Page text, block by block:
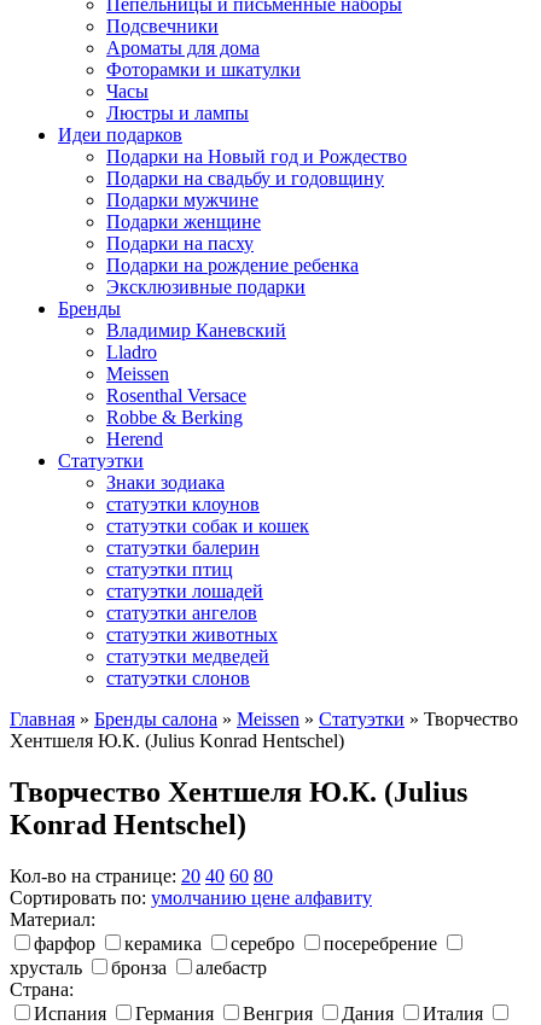
Пепельницы и письменные наборы
Подсвечники
Ароматы для дома
Фоторамки и шкатулки
Часы
Люстры и лампы
Идеи подарков
Подарки на Новый год и Рождество
Подарки на свадьбу и годовщину
Подарки мужчине
Подарки женщине
Подарки на пасху
Подарки на рождение ребенка
Эксклюзивные подарки
Бренды
Владимир Каневский
Lladro
Meissen
Rosenthal Versace
Robbe & Berking
Herend
Статуэтки
Знаки зодиака
статуэтки клоунов
статуэтки собак и кошек
статуэтки балерин
статуэтки птиц
статуэтки лошадей
статуэтки ангелов
статуэтки животных
статуэтки медведей
статуэтки слонов
Главная » Бренды салона » Meissen » Статуэтки » Творчество
Хентшеля Ю.К. (Julius Konrad Hentschel)
Творчество Хентшеля Ю.К. (Julius
Konrad Hentschel)
Кол-во на странице: 20 40 60 80
Сортировать по: умолчанию цене алфавиту
Материал:
фарфор
керамика серебро
посеребрение
хрусталь
бронза
алебастр
Страна:
Испания
Германия Венгрия Дания
Италия